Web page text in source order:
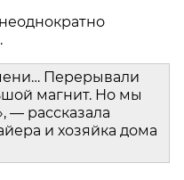
Перерывали
магнит. Но мы
— рассказала
и хозяйка дома